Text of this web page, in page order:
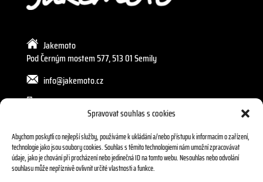
Spravovat souhlas s cookies
Abychom poskytli co nejlepší služby, používáme k ukládání a/nebo přístupu k informacím o zařízení,
technologie jako jsou soubory cookies. Souhlas s těmito technologiemi nám umožní zpracovávat
údaje, jako je chování při procházení nebo jedinečná ID na tomto webu. Nesouhlas nebo odvolání
souhlasu může nepříznivě ovlivnit určité vlastnosti a funkce.
Jakemoto
Pod Černým mostem 577, 513 01 Semily
info@jakemoto.cz
605 272 589, 602 240 803